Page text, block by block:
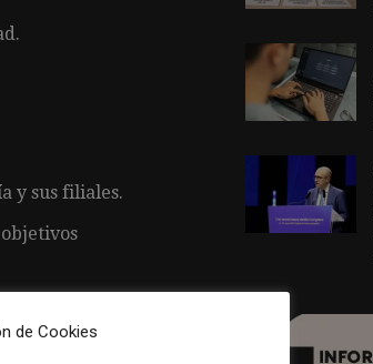
y sus filiales.
de prensa y
de Cookies